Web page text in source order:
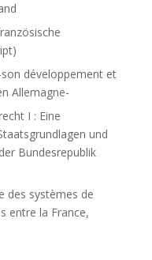
son développement et
Allemagne-
I : Eine
und
Bundesrepublik
des systèmes de
entre la France,